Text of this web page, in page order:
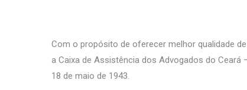
Com o propósito de oferecer melhor qualidade
a Caixa de Assistência dos Advogados do Ceará
18 de maio de 1943.